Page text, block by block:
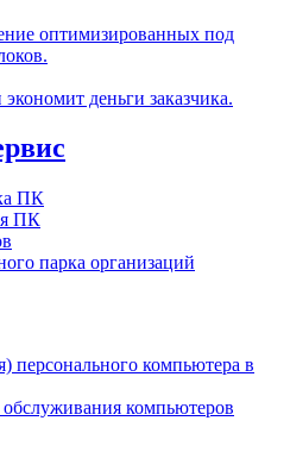
оптимизированных под
деньги заказчика.
ПК
ПК
парка организаций
персонального компьютера в
компьютеров